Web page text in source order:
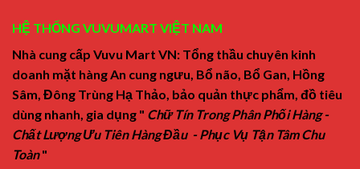
HỆ THỐNG VUVUMART VIỆT NAM
Nhà cung cấp Vuvu Mart VN: Tổng thầu chuyên kinh
doanh mặt hàng An cung ngưu, Bổ não, Bổ Gan, Hồng
Sâm, Đông Trùng Hạ Thảo, bảo quản thực phẩm, đồ tiêu
dùng nhanh, gia dụng " Chữ Tín Trong Phân Phối Hàng -
Chất Lượng Ưu Tiên Hàng Đầu - Phục Vụ Tận Tâm Chu
Toàn"